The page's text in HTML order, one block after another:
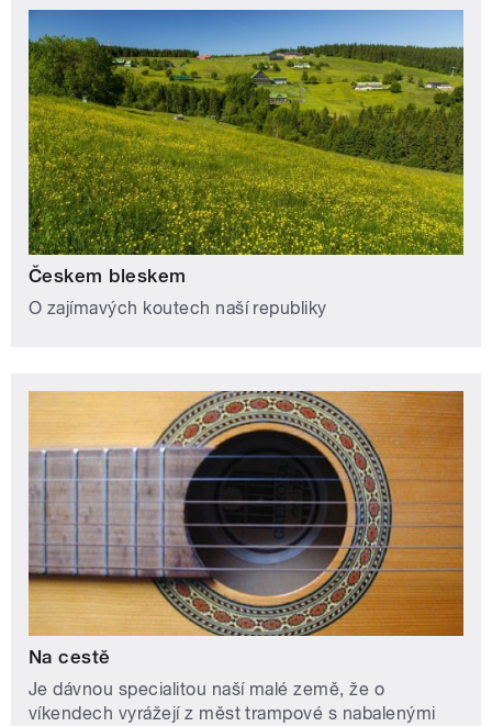
Českem bleskem
O zajímavých koutech naší republiky
Na cestě
Je dávnou specialitou naší malé země, že o
víkendech vyrážejí z měst trampové s nabalenými